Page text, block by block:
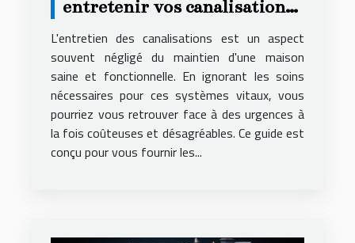
entretenir vos canalisations
et éviter les urgences
L'entretien des canalisations est un aspect
souvent négligé du maintien d'une maison
saine et fonctionnelle. En ignorant les soins
nécessaires pour ces systèmes vitaux, vous
pourriez vous retrouver face à des urgences à
la fois coûteuses et désagréables. Ce guide est
conçu pour vous fournir les...